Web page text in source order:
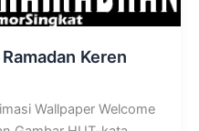
Keren
Wallpaper Welcome